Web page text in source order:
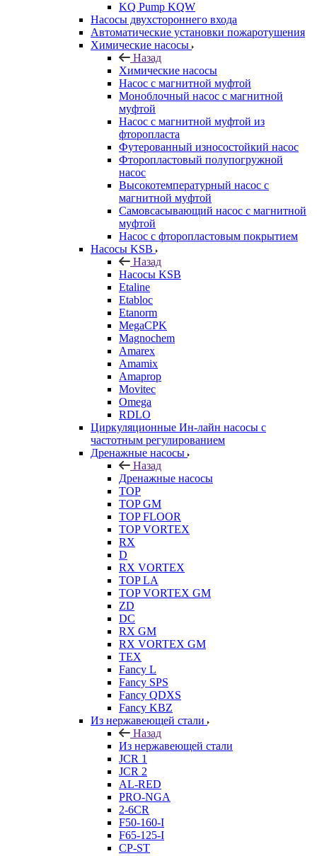
KQ Pump KQW
Насосы двухстороннего входа
Автоматические установки пожаротушения
Химические насосы
Назад
Химические насосы
Насос с магнитной муфтой
Моноблочный насос с магнитной
муфтой
Насос с магнитной муфтой из
фторопласта
Футерованный износостойкий насос
Фторопластовый полупогружной
насос
Высокотемпературный насос с
магнитной муфтой
Самовсасывающий насос с магнитной
муфтой
Насос с фторопластовым покрытием
Насосы KSB
Назад
Насосы KSB
Etaline
Etabloc
Etanorm
MegaCPK
Magnochem
Amarex
Amamix
Amaprop
Movitec
Omega
RDLO
Циркуляционные Ин-лайн насосы с
частотным регулированием
Дренажные насосы
Назад
Дренажные насосы
TOP
TOP GM
TOP FLOOR
TOP VORTEX
RX
D
RX VORTEX
TOP LA
TOP VORTEX GM
ZD
DC
RX GM
RX VORTEX GM
TEX
Fancy L
Fancy SPS
Fancy QDXS
Fancy KBZ
Из нержавеющей стали
Назад
Из нержавеющей стали
JCR 1
JCR 2
AL-RED
PRO-NGA
2-6CR
F50-160-I
F65-125-I
CP-ST